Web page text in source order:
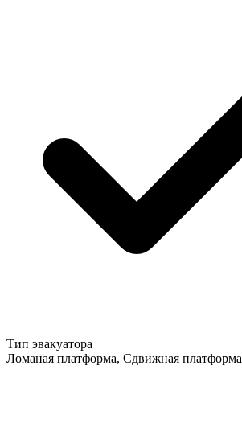
Тип эвакуатора
Ломаная платформа, Сдвижная платформа